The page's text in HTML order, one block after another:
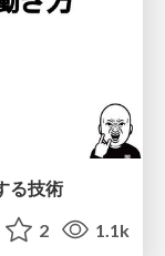
る技術
2 1.1k